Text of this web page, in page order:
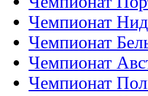
Чемпионат
Чемпионат
Чемпионат
Чемпионат